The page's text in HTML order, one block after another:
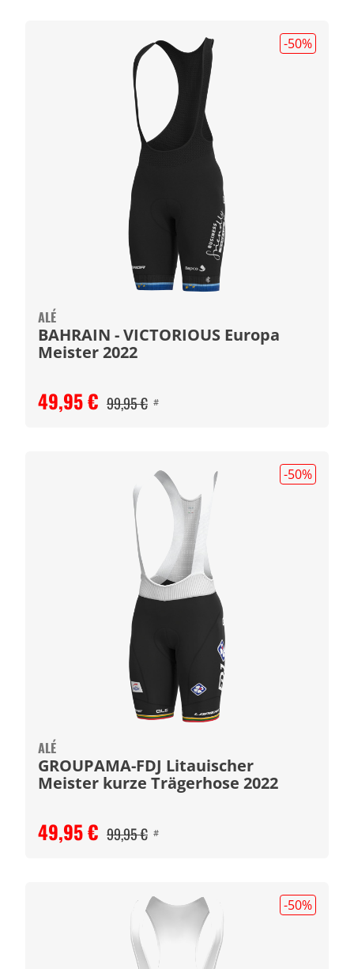
-50%
ALÉ
BAHRAIN - VICTORIOUS Europa
Meister 2022
49,95 € 99,95 € #
-50%
ALÉ
GROUPAMA-FDJ Litauischer
Meister kurze Trägerhose 2022
49,95 € 99,95 € #
-50%